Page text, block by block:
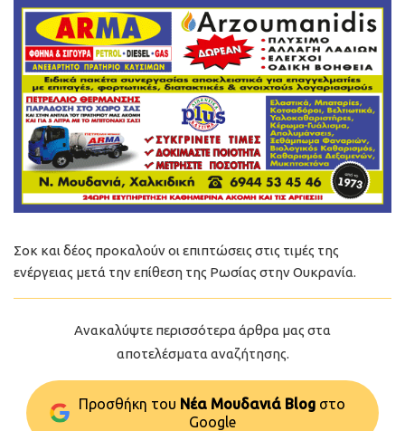
Σοκ και δέος προκαλούν οι επιπτώσεις στις τιμές της
ενέργειας μετά την επίθεση της Ρωσίας στην Ουκρανία.
Ανακαλύψτε περισσότερα άρθρα μας στα
αποτελέσματα αναζήτησης.
Προσθήκη του Νέα Μουδανιά Blog στo
Google